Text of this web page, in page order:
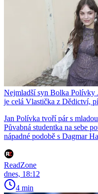
Nejmladší syn Bolka Polívky
je celá Vlastička z Dědictví,
Jan Polívka tvoří pár s
Půvabná studentka na sebe
nápadné podobě s Dagmar
ReadZone
dnes, 18:12
4 min